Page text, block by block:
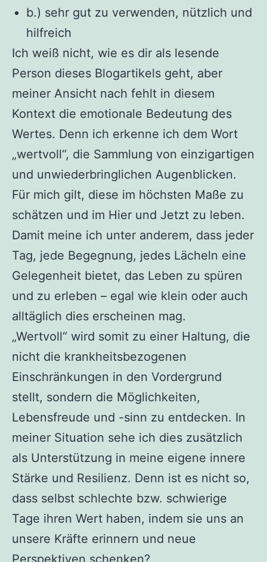
b.) sehr gut zu verwenden, nützlich und
hilfreich
Ich weiß nicht, wie es dir als lesende
Person dieses Blogartikels geht, aber
meiner Ansicht nach fehlt in diesem
Kontext die emotionale Bedeutung des
Wertes. Denn ich erkenne ich dem Wort
„wertvoll“, die Sammlung von einzigartigen
und unwiederbringlichen Augenblicken.
Für mich gilt, diese im höchsten Maße zu
schätzen und im Hier und Jetzt zu leben.
Damit meine ich unter anderem, dass jeder
Tag, jede Begegnung, jedes Lächeln eine
Gelegenheit bietet, das Leben zu spüren
und zu erleben – egal wie klein oder auch
alltäglich dies erscheinen mag.
„Wertvoll“ wird somit zu einer Haltung, die
nicht die krankheitsbezogenen
Einschränkungen in den Vordergrund
stellt, sondern die Möglichkeiten,
Lebensfreude und -sinn zu entdecken. In
meiner Situation sehe ich dies zusätzlich
als Unterstützung in meine eigene innere
Stärke und Resilienz. Denn ist es nicht so,
dass selbst schlechte bzw. schwierige
Tage ihren Wert haben, indem sie uns an
unsere Kräfte erinnern und neue
Perspektiven schenken?